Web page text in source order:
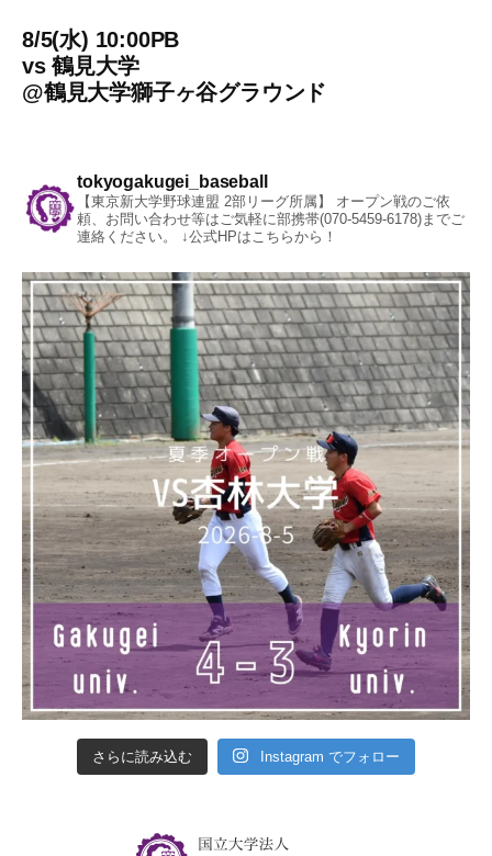
8/5(水) 10:00PB
vs鶴見大学
@鶴見大学獅子ヶ谷グラウンド
tokyogakugei_baseball
【東京新大学野球連盟 2部リーグ所属】
オープン戦のご依
頼、お問い合わせ等はご気軽に部携帯(070-5459-6178)までご
連絡ください。
↓公式HPはこちらから！
さらに読み込む Instagram でフォロー